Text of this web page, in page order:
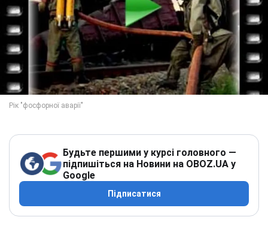
Будьте першими у курсі головного —
підпишіться на Новини на OBOZ.UA у
Google
Підписатися